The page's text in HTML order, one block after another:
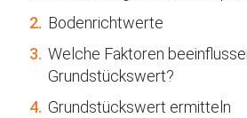
2. Bodenrichtwerte
3. Welche Faktoren
Grundstückswert?
4. Grundstückswert ermitteln